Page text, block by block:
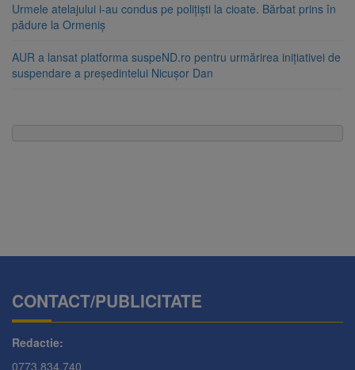
Urmele atelajului i-au condus pe polițiști la cioate. Bărbat prins în
pădure la Ormeniș
AUR a lansat platforma suspeND.ro pentru urmărirea inițiativei de
suspendare a președintelui Nicușor Dan
CONTACT/PUBLICITATE
Redactie:
0773.834.740